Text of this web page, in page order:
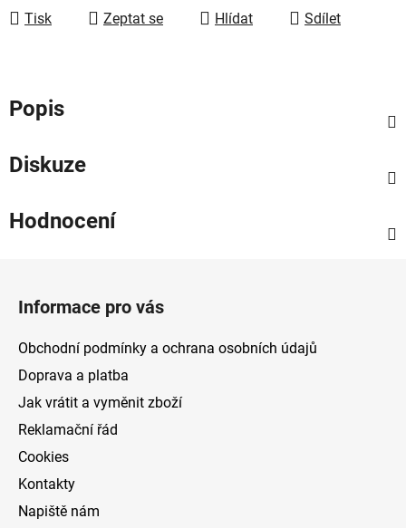
Tisk
Zeptat se Hlídat Sdílet
Popis
Diskuze
Hodnocení
Informace pro vás
Obchodní podmínky a ochrana osobních údajů
Doprava a platba
Jak vrátit a vyměnit zboží
Reklamační řád
Cookies
Kontakty
Napiště nám